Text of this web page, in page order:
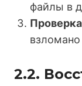
файлы в
2.2.